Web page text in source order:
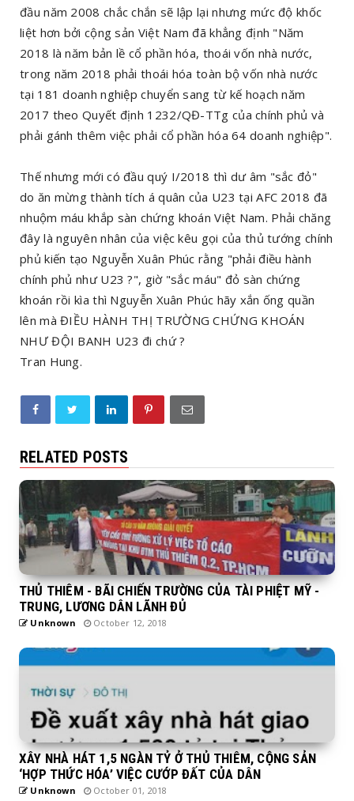
đầu năm 2008 chắc chắn sẽ lập lại nhưng mức độ khốc
liệt hơn bởi cộng sản Việt Nam đã khẳng định "Năm
2018 là năm bản lề cổ phần hóa, thoái vốn nhà nước,
trong năm 2018 phải thoái hóa toàn bộ vốn nhà nước
tại 181 doanh nghiệp chuyển sang từ kế hoạch năm
2017 theo Quyết định 1232/QĐ-TTg của chính phủ và
phải gánh thêm việc phải cổ phần hóa 64 doanh nghiệp".
Thế nhưng mới có đầu quý I/2018 thì dư âm "sắc đỏ"
do ăn mừng thành tích á quân của U23 tại AFC 2018 đã
nhuộm máu khắp sàn chứng khoán Việt Nam. Phải chăng
đây là nguyên nhân của việc kêu gọi của thủ tướng chính
phủ kiến tạo Nguyễn Xuân Phúc rằng "phải điều hành
chính phủ như U23 ?", giờ "sắc máu" đỏ sàn chứng
khoán rồi kìa thì Nguyễn Xuân Phúc hãy xắn ống quần
lên mà ĐIỀU HÀNH THỊ TRƯỜNG CHỨNG KHOÁN
NHƯ ĐỘI BANH U23 đi chứ ?
Tran Hung.
RELATED POSTS
THỦ THIÊM - BÃI CHIẾN TRƯỜNG CỦA TÀI PHIỆT MỸ -
TRUNG, LƯƠNG DÂN LÃNH ĐỦ
Unknown October 12, 2018
XÂY NHÀ HÁT 1,5 NGÀN TỶ Ở THỦ THIÊM, CỘNG SẢN
‘HỢP THỨC HÓA’ VIỆC CƯỚP ĐẤT CỦA DÂN
Unknown October 01, 2018